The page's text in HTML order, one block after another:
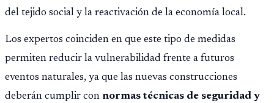
del tejido social y la reactivación de la economía local.
Los expertos coinciden en que este tipo de medidas
permiten reducir la vulnerabilidad frente a futuros
eventos naturales, ya que las nuevas construcciones
deberán cumplir con normas técnicas de seguridad y